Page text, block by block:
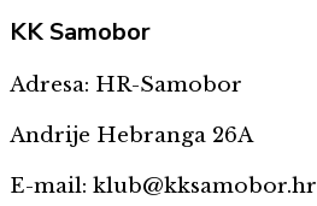
KKSamobor
Adresa: HR-Samobor
Andrije Hebranga 26A
E-mail: klub@kksamobor.hr